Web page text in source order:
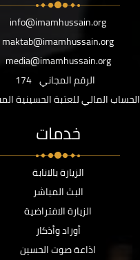
info@imamhussain.org
maktab@imamhussain.org
media@imamhussain.org
الرقم المجاني 174
الحساب المالي للعتبة الحسينية
خدمات
الزيارة بالانابة
البث المباشر
الزيارة الافتراضية
أوراد وأذكار
اذاعة صوت الحسين